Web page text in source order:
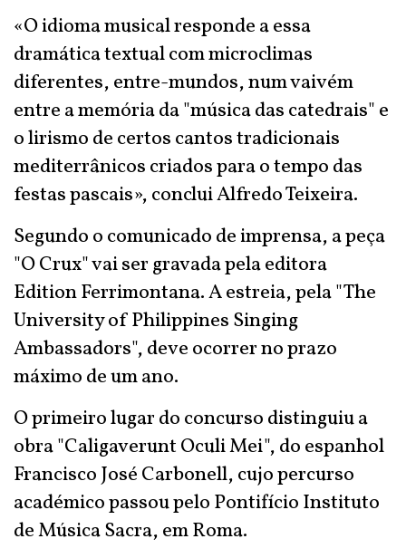
«O idioma musical responde a essa
dramática textual com microclimas
diferentes, entre-mundos, num vaivém
entre a memória da "música das catedrais" e
o lirismo de certos cantos tradicionais
mediterrânicos criados para o tempo das
festas pascais», conclui Alfredo Teixeira.
Segundo o comunicado de imprensa, a peça
"O Crux" vai ser gravada pela editora
Edition Ferrimontana. A estreia, pela "The
University of Philippines Singing
Ambassadors", deve ocorrer no prazo
máximo de um ano.
O primeiro lugar do concurso distinguiu a
obra "Caligaverunt Oculi Mei", do espanhol
Francisco José Carbonell, cujo percurso
académico passou pelo Pontifício Instituto
de Música Sacra, em Roma.